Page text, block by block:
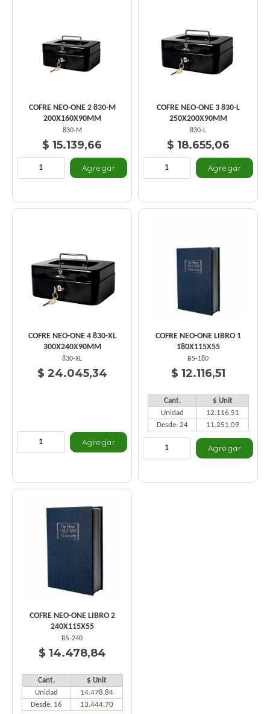
COFRE NEO-ONE 2 830-M
200X160X90MM
830-M
$ 15.139,66
COFRE NEO-ONE 3 830-L
250X200X90MM
830-L
$ 18.655,06
COFRE NEO-ONE 4 830-XL
300X240X90MM
830-XL
$ 24.045,34
COFRE NEO-ONE LIBRO 1
180X115X55
BS-180
$ 12.116,51
Cant.
$ Unit
Unidad
12.116,51
Desde: 24
11.251,09
COFRE NEO-ONE LIBRO 2
240X115X55
BS-240
$ 14.478,84
Cant.
$ Unit
Unidad
14.478,84
Desde: 16
13.444,70